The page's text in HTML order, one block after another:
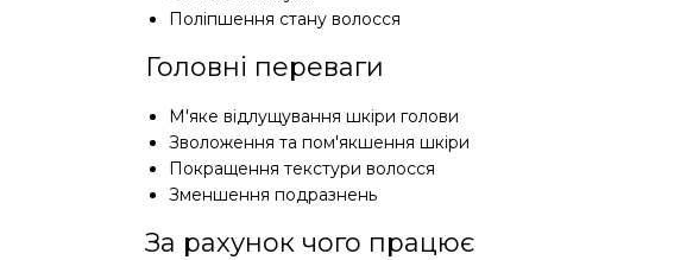
Поліпшення стану волосся
Головні переваги
М'яке відлущування шкіри голови
Зволоження та пом'якшення шкіри
Покращення текстури волосся
Зменшення подразнень
За рахунок чого працює